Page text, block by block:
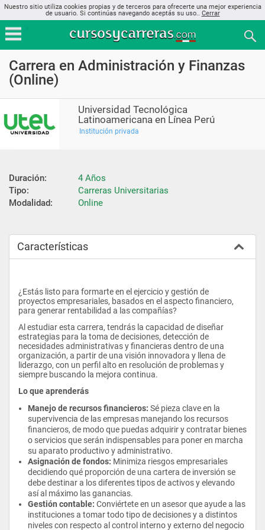
Nuestro sitio utiliza cookies propias y de terceros para ofrecerte una mejor experiencia
de usuario. Si continúas navegando aceptás su uso.. Cerrar
Carrera en Administración y Finanzas
(Online)
Universidad Tecnológica
Latinoamericana en Línea Perú
Institución privada
Duración:
4 Años
Tipo:
Carreras Universitarias
Modalidad:
Online
Características
¿Estás listo para formarte en el ejercicio y gestión de
proyectos empresariales, basados en el aspecto financiero,
para generar rentabilidad a las compañías?
Al estudiar esta carrera, tendrás la capacidad de diseñar
estrategias para la toma de decisiones, detección de
necesidades administrativas y financieras dentro de una
organización, a partir de una visión innovadora y llena de
liderazgo, con un perfil alto en resolución de problemas y
siempre buscando la mejora continua.
Lo que aprenderás
Manejo de recursos financieros: Sé pieza clave en la
supervivencia de las empresas manejando los recursos
financieros, de modo que puedas adquirir y contratar bienes
o servicios que serán indispensables para poner en marcha
su aparato productivo y administrativo.
Asignación de fondos: Minimiza riesgos empresariales
decidiendo qué proporción de una cartera de inversión se
debe destinar a los diferentes tipos de activos y elevando
así al máximo las ganancias.
Gestión contable: Conviértete en un asesor que ayude a las
instituciones a tomar todo tipo de decisiones y a distintos
niveles con respecto al control interno y externo del negocio